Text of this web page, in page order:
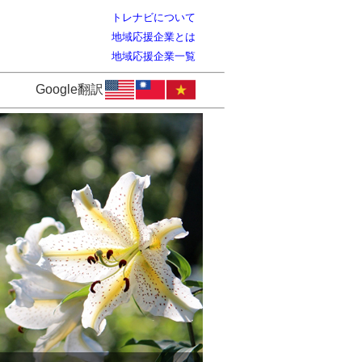
トレナビについて
地域応援企業とは
地域応援企業一覧
Google翻訳